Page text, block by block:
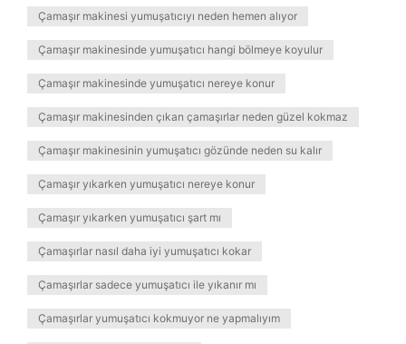
Çamaşır makinesi yumuşatıcıyı neden hemen alıyor
Çamaşır makinesinde yumuşatıcı hangi bölmeye koyulur
Çamaşır makinesinde yumuşatıcı nereye konur
Çamaşır makinesinden çıkan çamaşırlar neden güzel kokmaz
Çamaşır makinesinin yumuşatıcı gözünde neden su kalır
Çamaşır yıkarken yumuşatıcı nereye konur
Çamaşır yıkarken yumuşatıcı şart mı
Çamaşırlar nasıl daha iyi yumuşatıcı kokar
Çamaşırlar sadece yumuşatıcı ile yıkanır mı
Çamaşırlar yumuşatıcı kokmuyor ne yapmalıyım